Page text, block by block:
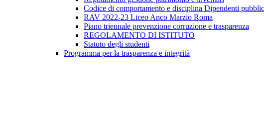
Codice di comportamento e disciplina Dipendenti
RAV 2022-23 Liceo Anco Marzio Roma
Piano triennale prevenzione corruzione e trasparenza
REGOLAMENTO DI ISTITUTO
Statuto degli studenti
Programma per la trasparenza e integrità